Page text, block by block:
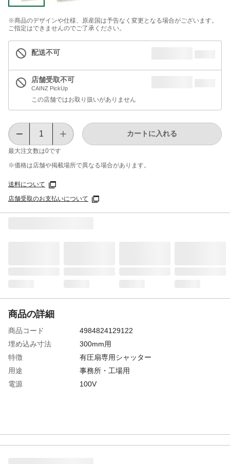
※商品のデザインや仕様、原産国は予告なく変更となる場合がございます。
ご指定はできませんのでご了承ください。
配送不可
店舗受取不可
CAINZ PickUp
この店舗ではお取り扱いがありません
最大注文数は0です
カートに入れる
※価格は​店舗や​掲載場所で​異なる​場合が​あります。
送料について
店舗受取のお支払いについて
商品の詳細
商品コード
4984824129122
埋め込み寸法
300mm用
特徴
有圧扇専用シャッター
用途
事務所・工場用
電源
100V